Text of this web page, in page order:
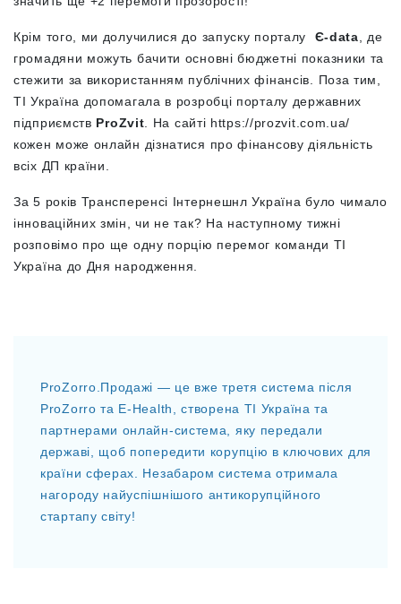
Крім того, ми долучилися до запуску порталу Є-data , де
громадяни можуть бачити основні бюджетні показники та
стежити за використанням публічних фінансів. Поза тим,
ТІ Україна допомагала в розробці порталу державних
підприємств ProZvit . На сайті https://prozvit.com.ua/
кожен може онлайн дізнатися про фінансову діяльність
всіх ДП країни.
За 5 років Трансперенсі Інтернешнл Україна було чимало
інноваційних змін, чи не так? На наступному тижні
розповімо про ще одну порцію перемог команди ТІ
Україна до Дня народження.
ProZorro.Продажі — це вже третя система після
ProZorro та E-Health, створена TI Україна та
партнерами онлайн-система, яку передали
державі, щоб попередити корупцію в ключових для
країни сферах. Незабаром система отримала
нагороду найуспішнішого антикорупційного
стартапу світу!